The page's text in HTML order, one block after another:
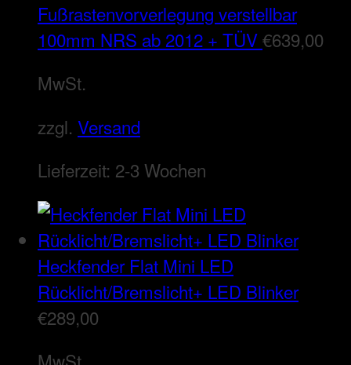
Fußrastenvorverlegung verstellbar
100mm NRS ab 2012 + TÜV€639,00
MwSt.
zzgl. Versand
Lieferzeit: 2-3 Wochen
Heckfender Flat Mini LED
Rücklicht/Bremslicht+ LED Blinker
€289,00